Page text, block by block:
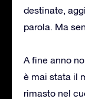
destinate,
parola. Ma
A fine anno
è mai stata il
rimasto nel